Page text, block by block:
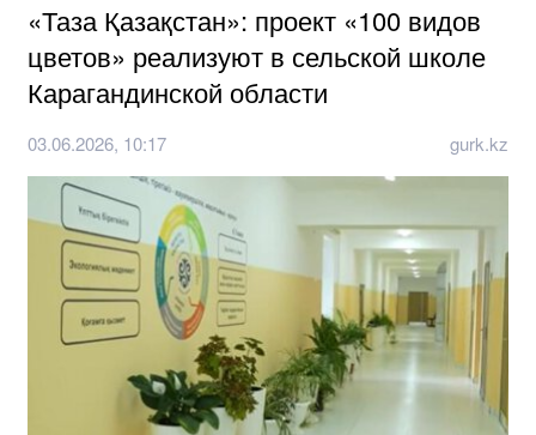
«Таза Қазақстан»: проект «100 видов
цветов» реализуют в сельской школе
Карагандинской области
03.06.2026, 10:17 gurk.kz